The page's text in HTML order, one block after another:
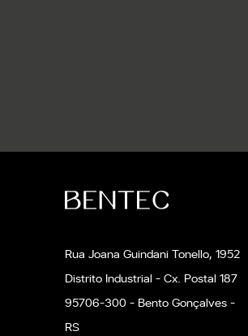
Rua Joana Guindani Tonello, 1952
Distrito Industrial - Cx. Postal 187
95706-300 - Bento Gonçalves -
RS